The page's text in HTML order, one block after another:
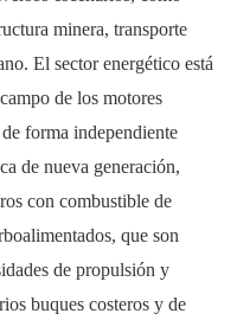
minera, transporte
El sector energético está
de los motores
forma independiente
de nueva generación,
con combustible de
que son
de propulsión y
buques costeros y de